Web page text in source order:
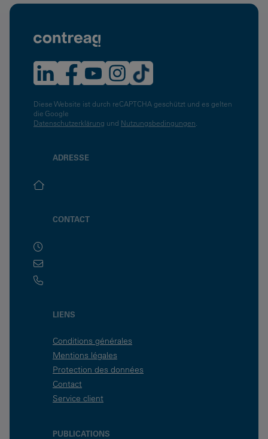
Diese Website ist durch reCAPTCHA geschützt und es gelten
die Google
Datenschutzerklärung und Nutzungsbedingungen
ADRESSE
CONTACT
LIENS
Conditions générales
Mentions légales
Protection des données
Contact
Service client
PUBLICATIONS